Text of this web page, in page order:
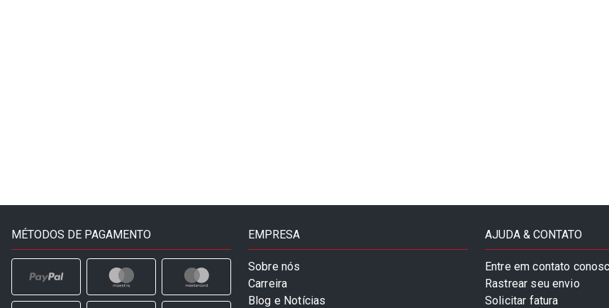
MÉTODOS DE PAGAMENTO EMPRESA
Sobre nós
Carreira
Blog e Notícias
AJUDA & CONTATO
Entre em contato
Rastrear seu envio
Solicitar fatura